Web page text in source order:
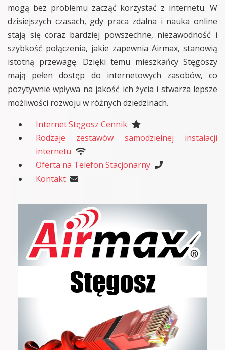
mogą bez problemu zacząć korzystać z internetu. W
dzisiejszych czasach, gdy praca zdalna i nauka online
stają się coraz bardziej powszechne, niezawodność i
szybkość połączenia, jakie zapewnia Airmax, stanowią
istotną przewagę. Dzięki temu mieszkańcy Stęgoszy
mają pełen dostęp do internetowych zasobów, co
pozytywnie wpływa na jakość ich życia i stwarza lepsze
możliwości rozwoju w różnych dziedzinach.
Internet Stęgosz Cennik
Rodzaje zestawów samodzielnej instalacji
internetu
Oferta na Telefon Stacjonarny
Kontakt